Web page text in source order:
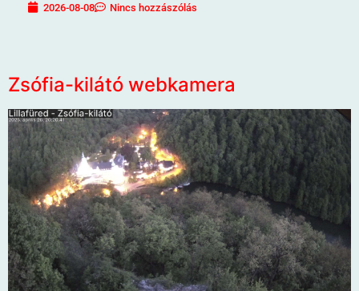
2026-08-08 Nincs hozzászólás
Zsófia-kilátó webkamera